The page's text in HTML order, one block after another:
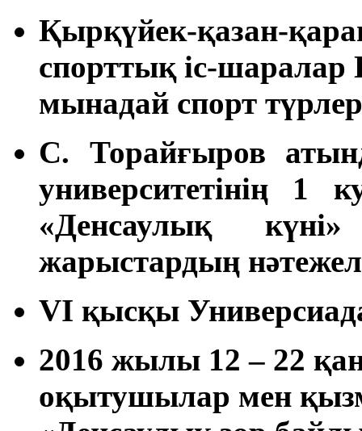
Қырқүйек-қазан-
спорттық іс-шаралар
мынадай спорт
С. Торайғыров
университетінің 1
«Денсаулық
жарыстардың
VI қысқы
2016 жылы 12 – 22
оқытушылар мен